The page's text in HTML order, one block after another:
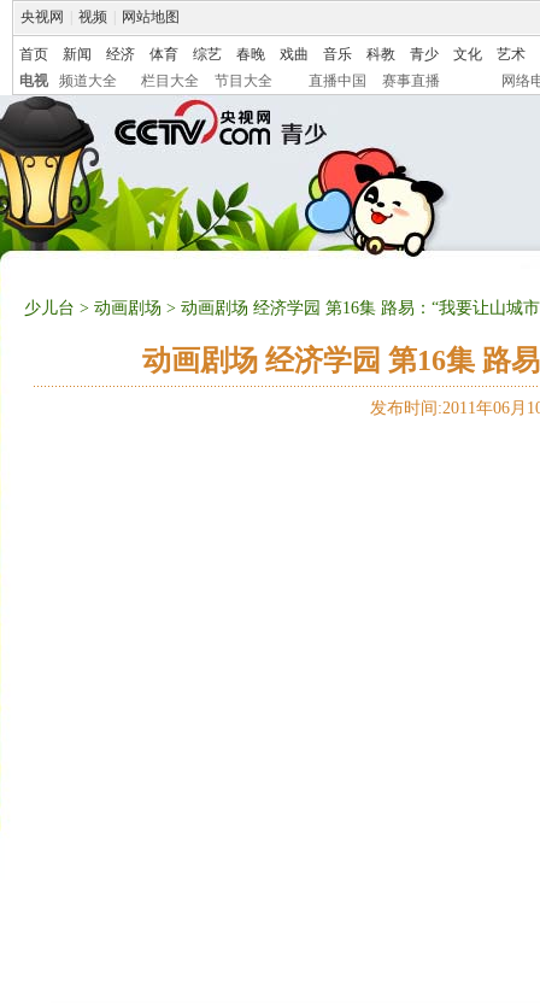
央视网 视频 网站地图
首页 新闻 经济 体育 综艺 春晚 戏曲 音乐 科教 青少 文化
艺术
电视
频道大全 栏目大全 节目大全 直播中国 赛事直播 网络
少儿台 > 动画剧场 > 动画剧场 经济学园 第16集 路易：“我要让山城
动画剧场 经济学园 第16集 路
发布时间:2011年06月